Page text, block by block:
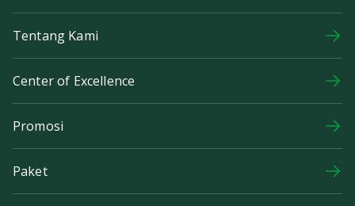
Tentang Kami
Center of Excellence
Promosi
Paket